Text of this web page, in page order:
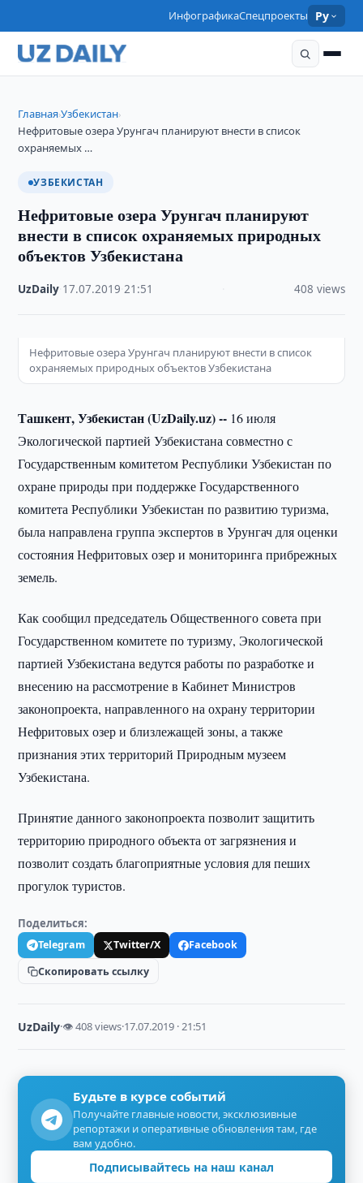
ИнфографикаСпецпроекты Ру
Главная›Узбекистан›
Нефритовые озера Урунгач планируют внести в список
охраняемых …
УЗБЕКИСТАН
Нефритовые озера Урунгач планируют
внести в список охраняемых природных
объектов Узбекистана
UzDaily 17.07.2019 ·21:51 408 views
Нефритовые озера Урунгач планируют внести в список
охраняемых природных объектов Узбекистана
Ташкент, Узбекистан (UzDaily.uz) -- 16 июля
Экологической партией Узбекистана совместно с
Государственным комитетом Республики Узбекистан по
охране природы при поддержке Государственного
комитета Республики Узбекистан по развитию туризма,
была направлена группа экспертов в Урунгач для оценки
состояния Нефритовых озер и мониторинга прибрежных
земель.
Как сообщил председатель Общественного совета при
Государственном комитете по туризму, Экологической
партией Узбекистана ведутся работы по разработке и
внесению на рассмотрение в Кабинет Министров
законопроекта, направленного на охрану территории
Нефритовых озер и близлежащей зоны, а также
признания этих территорий Природным музеем
Узбекистана.
Принятие данного законопроекта позволит защитить
территорию природного объекта от загрязнения и
позволит создать благоприятные условия для пеших
прогулок туристов.
Поделиться:
Telegram Twitter/X
Facebook
Скопировать ссылку
UzDaily·👁 408 views·17.07.2019 · 21:51
Будьте в курсе событий
Получайте главные новости, эксклюзивные
репортажи и оперативные обновления там, где
вам удобно.
Подписывайтесь на наш канал